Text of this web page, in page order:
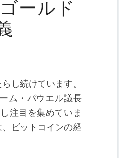
ールド
し続けています。
ム・パウエル議長
注目を集めていま
ビットコインの経